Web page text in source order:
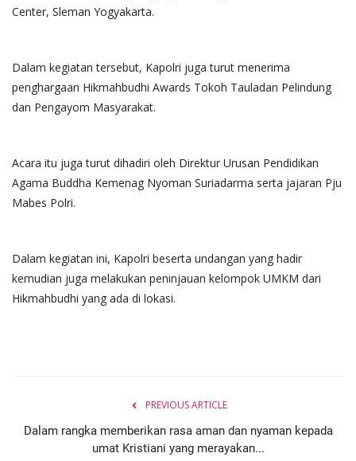
Center, Sleman Yogyakarta.
Dalam kegiatan tersebut, Kapolri juga turut menerima
penghargaan Hikmahbudhi Awards Tokoh Tauladan Pelindung
dan Pengayom Masyarakat.
Acara itu juga turut dihadiri oleh Direktur Urusan Pendidikan
Agama Buddha Kemenag Nyoman Suriadarma serta jajaran Pju
Mabes Polri.
Dalam kegiatan ini, Kapolri beserta undangan yang hadir
kemudian juga melakukan peninjauan kelompok UMKM dari
Hikmahbudhi yang ada di lokasi.
PREVIOUS ARTICLE
Dalam rangka memberikan rasa aman dan nyaman kepada
umat Kristiani yang merayakan...